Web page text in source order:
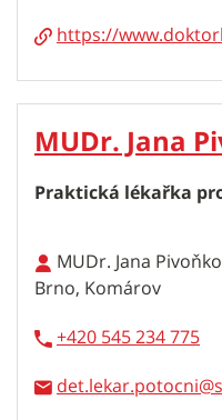
https://
MUDr. Jana
Praktická lékařka
MUDr. Jana
Brno, Komárov
+420 545 234 775
det.lekar.potocni